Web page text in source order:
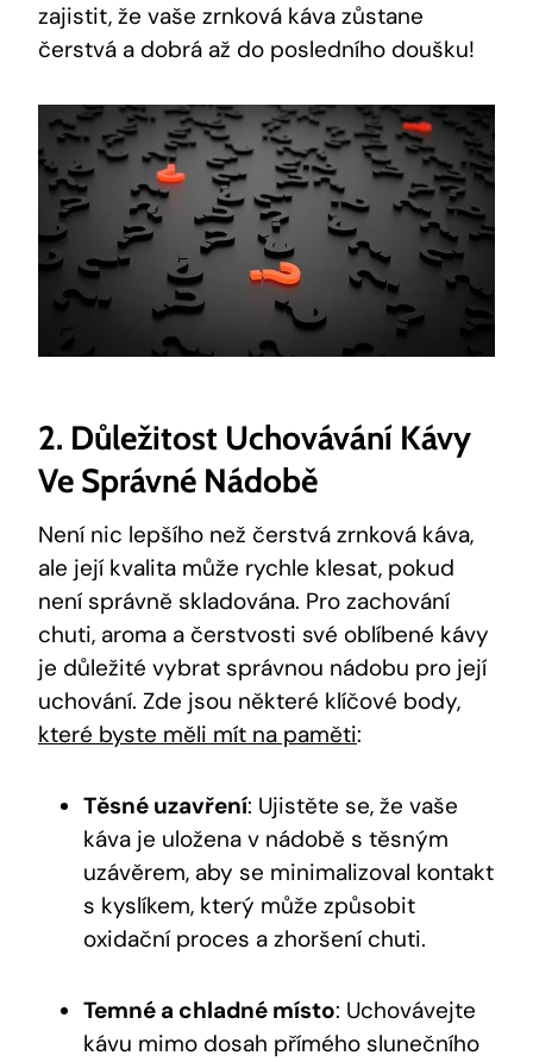
zajistit, že vaše zrnková káva zůstane
čerstvá a dobrá až do posledního doušku!
2. Důležitost Uchovávání Kávy
Ve Správné Nádobě
Není nic lepšího než čerstvá zrnková káva,
ale její kvalita může rychle klesat, pokud
není správně skladována. Pro zachování
chuti, aroma a čerstvosti své oblíbené kávy
je důležité vybrat správnou nádobu pro její
uchování. Zde jsou některé klíčové body,
které byste měli mít na paměti:
Těsné uzavření: Ujistěte se, že vaše
káva je uložena v nádobě s těsným
uzávěrem, aby se minimalizoval kontakt
s kyslíkem, který může způsobit
oxidační proces a zhoršení chuti.
Temné a chladné místo: Uchovávejte
kávu mimo dosah přímého slunečního